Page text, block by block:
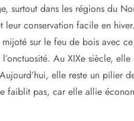
surtout dans les régions du
leur conservation facile en
mijoté sur le feu de bois avec
Au XIXe siècle, elle
elle reste un pilier
faiblit pas, car elle allie